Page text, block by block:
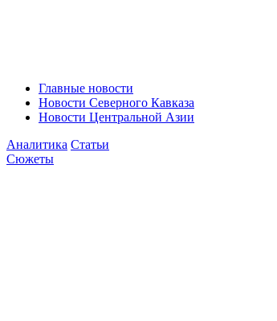
Главные новости
Новости Северного Кавказа
Новости Центральной Азии
Аналитика Статьи
Сюжеты